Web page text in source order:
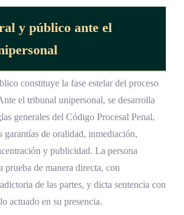
y público ante el
constituye la fase estelar del proceso
el tribunal unipersonal, se desarrolla
generales del Código Procesal Penal,
garantías de oralidad, inmediación,
y publicidad. La persona
prueba de manera directa, con
de las partes, y dicta sentencia con
actuado en su presencia.